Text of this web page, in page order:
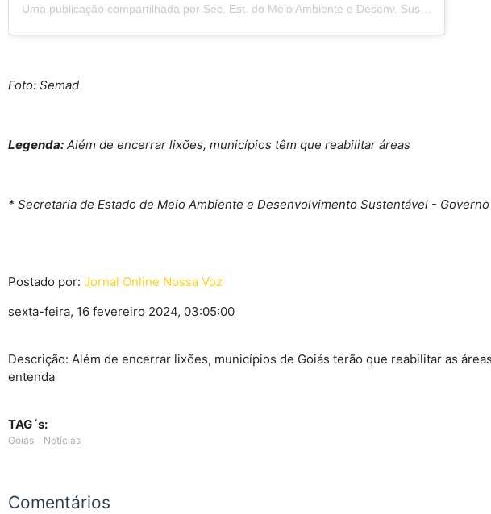
Uma publicação compartilhada por Sec. Est. do Meio Ambiente e Desenv. Sustentável de Goiás (@semadgoias)
Foto: Semad
Legenda: Além de encerrar lixões, municípios têm que reabilitar áreas
* Secretaria de Estado de Meio Ambiente e Desenvolvimento Sustentável - Governo
Postado por: Jornal Online Nossa Voz
sexta-feira, 16 fevereiro 2024, 03:05:00
Descrição: Além de encerrar lixões, municípios de Goiás terão que reabilitar as
entenda
TAG´s:
Goiás Notícias
Comentários